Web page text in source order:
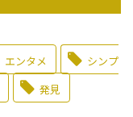
エンタメ
シンプ
発見